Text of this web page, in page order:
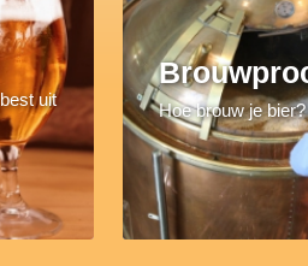
uit
Hoe brouw je bier?